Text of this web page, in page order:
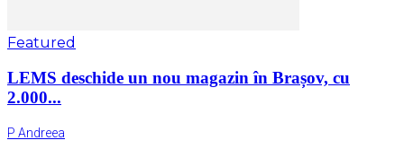
Featured
LEMS deschide un nou magazin în Brașov, cu
2.000...
P Andreea